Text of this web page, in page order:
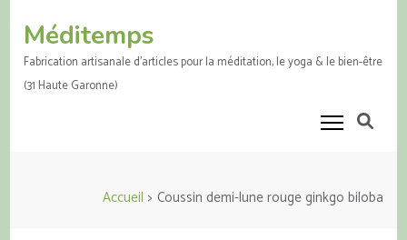
contenu
(Pressez
Méditemps
Fabrication artisanale d'articles pour la méditation, le yoga & le bien-être
(31 Haute Garonne)
Accueil > Coussin demi-lune rouge ginkgo biloba